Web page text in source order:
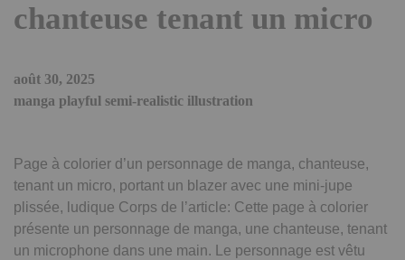
chanteuse tenant un micro
août 30, 2025
manga playful semi-realistic illustration
Page à colorier d’un personnage de manga, chanteuse,
tenant un micro, portant un blazer avec une mini-jupe
plissée, ludique Corps de l’article: Cette page à colorier
présente un personnage de manga, une chanteuse, tenant
un microphone dans une main. Le personnage est vêtu